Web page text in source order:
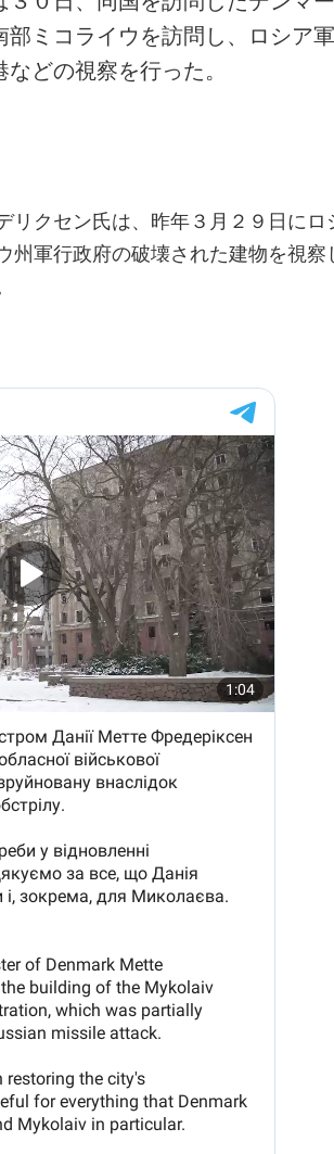
ミコライウを訪問し、ロシア軍
どの視察を行った。
リクセン氏は、昨年３月２９日にロ
州軍行政府の破壊された建物を視察